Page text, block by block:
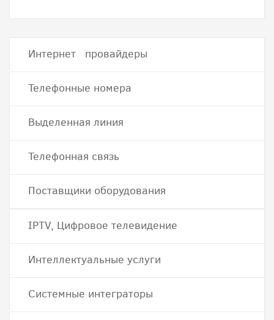
Интернет провайдеры
Телефонные номера
Выделенная линия
Телефонная связь
Поставщики оборудования
IPTV, Цифровое телевидение
Интеллектуальные услуги
Системные интеграторы